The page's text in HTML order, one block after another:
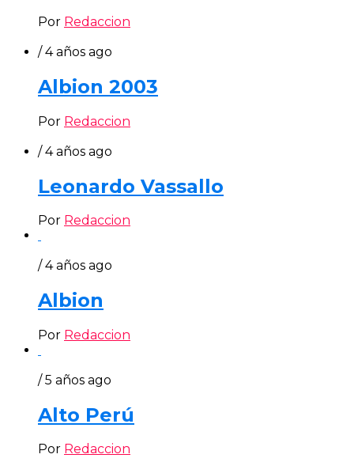
Por Redaccion
/ 4 años ago
Albion 2003
Por Redaccion
/ 4 años ago
Leonardo Vassallo
Por Redaccion
/ 4 años ago
Albion
Por Redaccion
/ 5 años ago
Alto Perú
Por Redaccion